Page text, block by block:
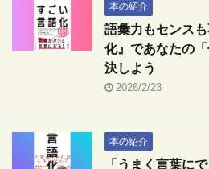
本の紹介
語彙力もセンス
化』であなたの
決しよう
2026/2/23
本の紹介
「うまく言葉に